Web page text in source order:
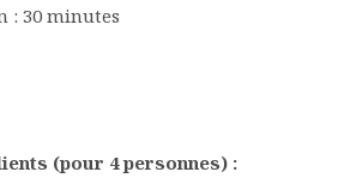
: 30 minutes
(pour 4 personnes) :